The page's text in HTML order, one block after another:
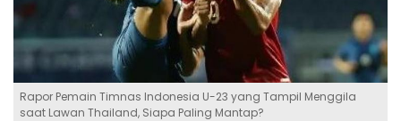
Rapor Pemain Timnas Indonesia U-23 yang Tampil Menggila
saat Lawan Thailand, Siapa Paling Mantap?